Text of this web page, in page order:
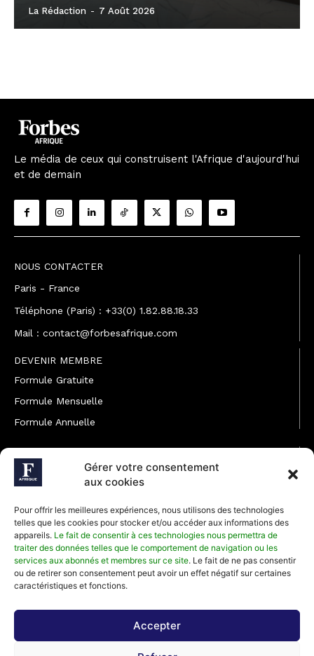
Gérer votre consentement
aux cookies
Pour offrir les meilleures expériences, nous utilisons des technologies
telles que les cookies pour stocker et/ou accéder aux informations des
appareils. Le fait de consentir à ces technologies nous permettra de
traiter des données telles que le comportement de navigation ou les
services aux abonnés et membres sur ce site. Le fait de ne pas consentir
ou de retirer son consentement peut avoir un effet négatif sur certaines
caractéristiques et fonctions.
Accepter
La Rédaction - 7 Août 2026
Le média de ceux qui construisent l'Afrique d'aujourd'hui
et de demain
NOUS CONTACTER
Paris - France
Téléphone (Paris) : +33(0) 1.82.88.18.33
Mail : contact@forbesafrique.com
DEVENIR MEMBRE
Formule Gratuite
Formule Mensuelle
Formule Annuelle
JOINDRE L'ÉQUIPE
Rédaction
Développement commercial
Communiquer avec Forbes Afrique
Média Kit 2026
Abonnez-vous à la newsletter de Forbes Afrique et recevez